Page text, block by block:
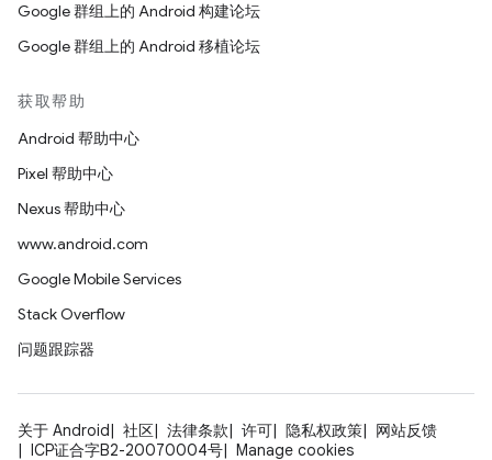
Google 群组上的 Android 构建论坛
Google 群组上的 Android 移植论坛
获取帮助
Android 帮助中心
Pixel 帮助中心
Nexus 帮助中心
www.android.com
Google Mobile Services
Stack Overflow
问题跟踪器
关于 Android 社区 法律条款 许可 隐私权政策
网站反馈
ICP证合字B2-20070004号
Manage cookies